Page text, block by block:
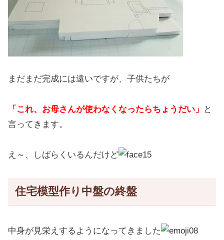
まだまだ完成には遠いですが、子供たちが
「これ、お母さんが使わなくなったらちょうだい」
と
言ってきます。
え～、しばらくいるんだけど
住宅模型作り中盤の終盤
中身が見栄えするようになってきました